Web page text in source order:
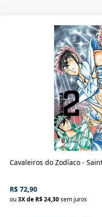
Cavaleiros do Zodíaco -
R$ 72,90
ou3X de R$ 24,30sem juros